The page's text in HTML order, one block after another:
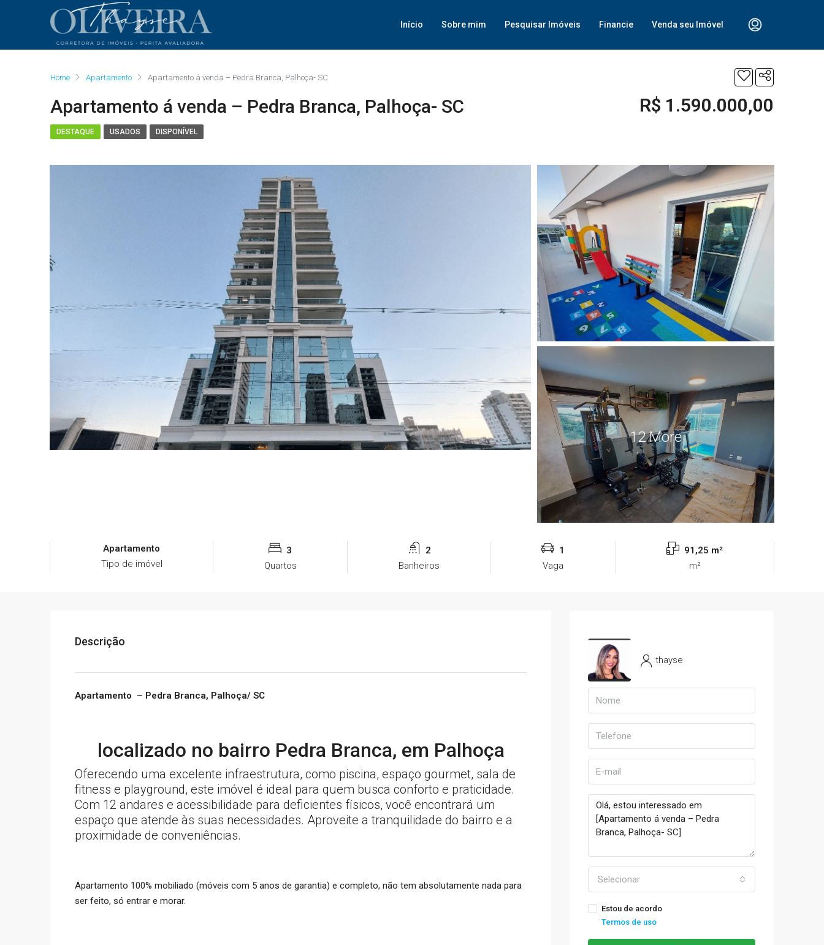
Início Sobre mim Pesquisar Imóveis Financie Venda seu Imóvel
Home Apartamento Apartamento á venda – Pedra Branca, Palhoça- SC
Apartamento á venda – Pedra Branca, Palhoça- SC R$ 1.590.000,00
DESTAQUE USADOS DISPONÍVEL
12 More
Apartamento
Tipo de imóvel
3
Quartos
2
Banheiros
1
Vaga
91,25 m²
m²
Descrição
Apartamento – Pedra Branca, Palhoça/ SC
localizado no bairro Pedra Branca, em Palhoça
Oferecendo uma excelente infraestrutura, como piscina, espaço gourmet, sala de
fitness e playground, este imóvel é ideal para quem busca conforto e praticidade.
Com 12 andares e acessibilidade para deficientes físicos, você encontrará um
espaço que atende às suas necessidades. Aproveite a tranquilidade do bairro e a
proximidade de conveniências.
Apartamento 100% mobiliado (móveis com 5 anos de garantia) e completo, não tem absolutamente nada para
ser feito, só entrar e morar.
thayse
Selecionar
Estou de acordo
Termos de uso